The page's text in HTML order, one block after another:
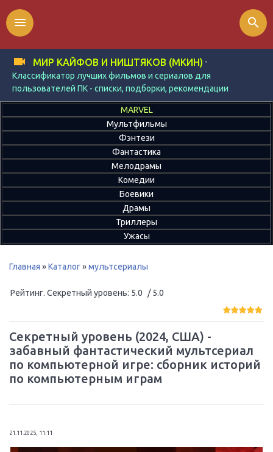
МИР КАЙФОВ И НИШТЯКОВ (МКИН) -
Классификатор лучших фильмов и сериалов для
пользователей ПК - списки, подборки, рекомендации
menu search
MARVEL
Мультфильмы
Фэнтези
Фантастика
Мелодрамы
Комедии
Боевики
Драмы
Триллеры
Ужасы
Главная »Каталог»мультсериалы
Рейтинг. Секретный уровень: 5.0 / 5.0
Секретный уровень (2024, США) -
забавный фантастический мультсериал
по компьютерной игре: сборник историй
по компьютерным играм
21.11.2025, 11:11